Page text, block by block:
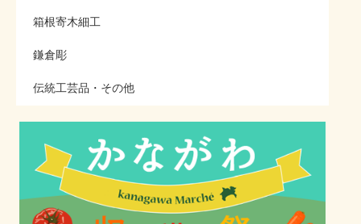
箱根寄木細工
鎌倉彫
伝統工芸品・その他